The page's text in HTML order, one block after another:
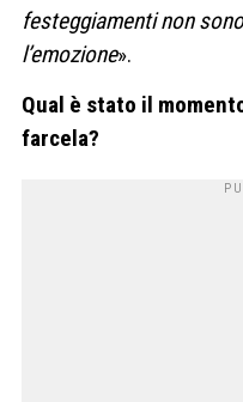
festeggiamenti non
l’emozione».
Qual è stato il
farcela?